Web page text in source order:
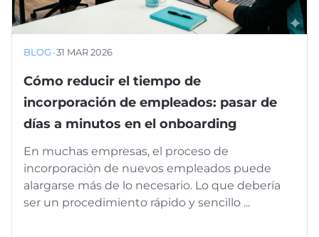
BLOG ·31 MAR 2026
Cómo reducir el tiempo de
incorporación de empleados: pasar de
días a minutos en el onboarding
En muchas empresas, el proceso de
incorporación de nuevos empleados puede
alargarse más de lo necesario. Lo que debería
ser un procedimiento rápido y sencillo ...